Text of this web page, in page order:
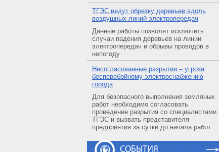
ТГЭС ведут обрезку деревьев вдоль
воздушных линий электропередач
Данные работы позволят исключить
случаи падения деревьев на линии
электропередач и обрывы проводов в
непогоду
Несогласованные разрытия – угроза
бесперебойному электроснабжению
города
Для безопасного выполнения земляных
работ необходимо согласовать
проведение разрытия со специалистами
ТГЭС и вызвать представителя
предприятия за сутки до начала работ
СОБЫТИЯ